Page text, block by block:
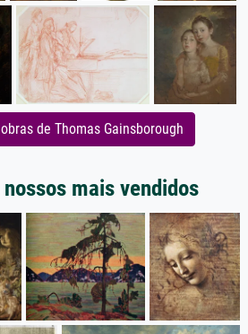
de Thomas Gainsborough
mais vendidos